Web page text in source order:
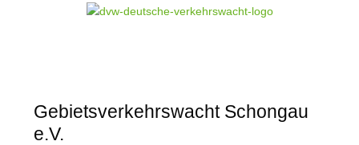
Gebietsverkehrswacht Schongau
e.V.